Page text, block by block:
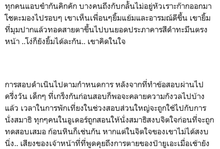
ทุกคนแอบขำกันคิกคัก บางคนถึงกับกลั้นไม่อยู่หัวเราะก๊ากออกมา
โชตะมองไปรอบๆ เขาเห็นเพื่อนๆยิ้มแย้มและอารมณ์ดีขึ้น เขายิ้ม
ที่มุมปากแล้วทอดสายตาขึ้นไปบนยอดประภาคารสีดำทะมึนตรง
หน้า ..โง่ก็ยังยิ้มได้ละกัน.. เขาคิดในใจ
การสอบดำเนินไปตามกำหนดการ หลังจากที่ทำข้อสอบผ่านไป
ครึ่งวัน เด็กๆ ที่เกร็งกันก่อนสอบก็พอจะคลายความกังวลไปบ้าง
แล้ว เวลาในการพักเที่ยงในช่วงสอบส่วนใหญ่จะถูกใช้ไปกับการ
นั่งสมาธิ ทุกๆคนในอูเดอร์ถูกสอนให้นั่งสมาธิสงบจิตใจก่อนที่จะถูก
ทดสอบเสมอ ก้อนหินก็เช่นกัน หากแต่ในจิตใจของเขาไม่ได้สงบ
นิ่ง.. เสียงของเจ้าหน้าที่ที่พูดคุยถึงการตายของป้ายูเอะเมื่อเช้ายัง